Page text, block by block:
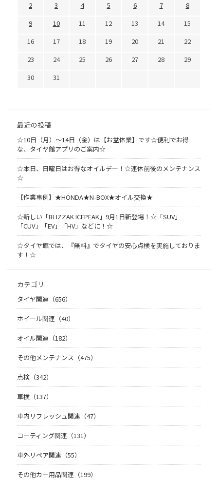
2
3 4 5 6 7
8
9
10 11 12 13 14
15
16
17 18 19 20 21
22
23
24 25 26 27 28
29
30
31
最近の投稿
☆10日（月）～14日（金）は【お盆休業】です☆便利でお得
な、タイヤ館アプリのご案内☆
☆本日、日曜日はお得なオイルデー！☆連休前後のメンテナンス
☆
【作業事例】★HONDA★N-BOX★オイル交換★
☆新しい「BLIZZAK ICEPEAK」9月1日新登場！☆「SUV」
「CUV」「EV」「HV」などに！☆
☆タイヤ館では、『無料』でタイヤの安心点検を実施しておりま
す！☆
カテゴリ
タイヤ関連（656）
ホイール関連（40）
オイル関連（182）
その他メンテナンス（475）
点検（342）
車検（137）
車内リフレッシュ関連（47）
コーティング関連（131）
車外リペア関連（55）
その他カー用品関連（199）